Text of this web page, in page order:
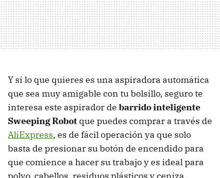
Y si lo que quieres es una aspiradora automática
que sea muy amigable con tu bolsillo, seguro te
interesa este aspirador de barrido inteligente
Sweeping Robot que puedes comprar a través de
AliExpress, es de fácil operación ya que solo
basta de presionar su botón de encendido para
que comience a hacer su trabajo y es ideal para
polvo, cabellos, residuos plásticos y ceniza.